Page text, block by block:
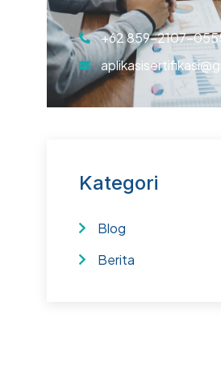
+62 859-2107-
Kategori
Blog
Berita